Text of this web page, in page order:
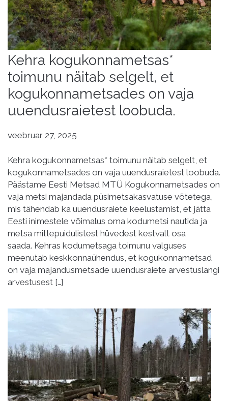
Kehra kogukonnametsas*
toimunu näitab selgelt, et
kogukonnametsades on vaja
uuendusraietest loobuda.
veebruar 27, 2025
Kehra kogukonnametsas* toimunu näitab selgelt, et
kogukonnametsades on vaja uuendusraietest loobuda.
Päästame Eesti Metsad MTÜ Kogukonnametsades on
vaja metsi majandada püsimetsakasvatuse võtetega,
mis tähendab ka uuendusraiete keelustamist, et jätta
Eesti inimestele võimalus oma kodumetsi nautida ja
metsa mittepuidulistest hüvedest kestvalt osa
saada. Kehras kodumetsaga toimunu valguses
meenutab keskkonnaühendus, et kogukonnametsad
on vaja majandusmetsade uuendusraiete arvestuslangi
arvestusest […]